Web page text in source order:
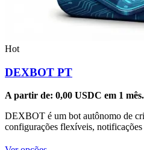
Hot
DEXBOT PT
A partir de: 0,00 USDC em 1 mês.
DEXBOT é um bot autônomo de
configurações flexíveis, notificações